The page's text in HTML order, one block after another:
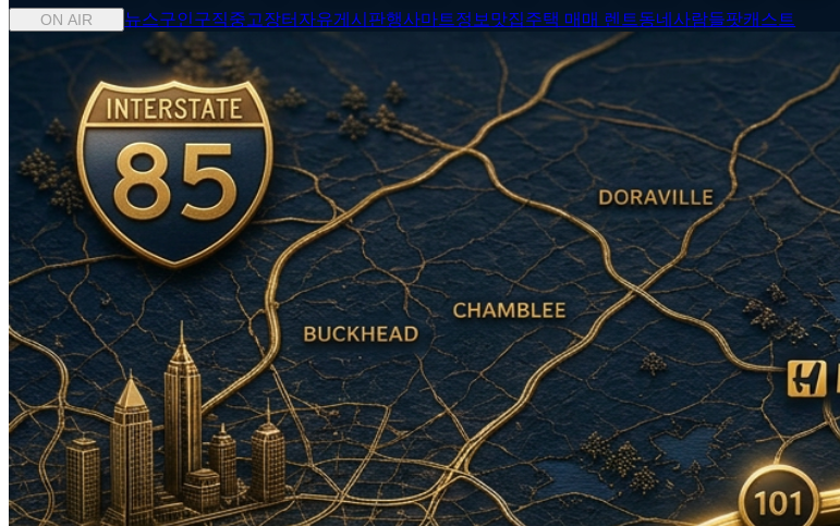
ON AIR 뉴스구인구직중고장터 자유게시판행사마트정보 맛집주택 매매 렌트동네사람들팟캐스트